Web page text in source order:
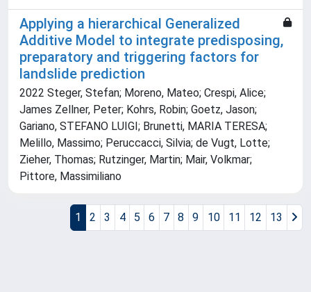
Applying a hierarchical Generalized
Additive Model to integrate predisposing,
preparatory and triggering factors for
landslide prediction
2022 Steger, Stefan; Moreno, Mateo; Crespi, Alice;
James Zellner, Peter; Kohrs, Robin; Goetz, Jason;
Gariano, STEFANO LUIGI; Brunetti, MARIA TERESA;
Melillo, Massimo; Peruccacci, Silvia; de Vugt, Lotte;
Zieher, Thomas; Rutzinger, Martin; Mair, Volkmar;
Pittore, Massimiliano
1 2 3 4 5 6 7 8 9 10 11 12 13